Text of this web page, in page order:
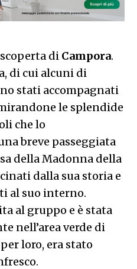
di Campora.
di cui alcuni di
stati accompagnati
le splendide
che lo
breve passeggiata
della Madonna della
dalla sua storia e
al suo interno.
al gruppo e è stata
nell’area verde di
loro, era stato